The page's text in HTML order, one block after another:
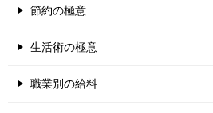
節約の極意
生活術の極意
職業別の給料